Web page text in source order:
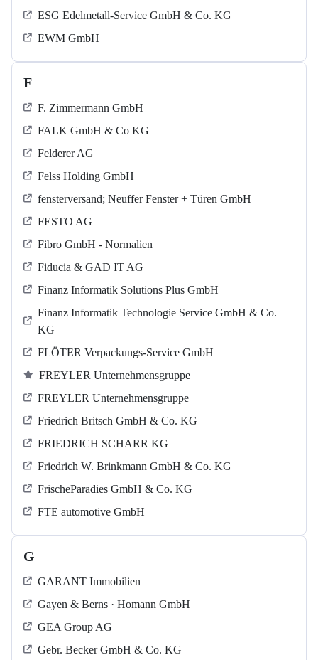
ESG Edelmetall-Service GmbH & Co. KG
EWM GmbH
F
F. Zimmermann GmbH
FALK GmbH & Co KG
Felderer AG
Felss Holding GmbH
fensterversand; Neuffer Fenster + Türen GmbH
FESTO AG
Fibro GmbH - Normalien
Fiducia & GAD IT AG
Finanz Informatik Solutions Plus GmbH
Finanz Informatik Technologie Service GmbH & Co.
KG
FLÖTER Verpackungs-Service GmbH
FREYLER Unternehmensgruppe
FREYLER Unternehmensgruppe
Friedrich Britsch GmbH & Co. KG
FRIEDRICH SCHARR KG
Friedrich W. Brinkmann GmbH & Co. KG
FrischeParadies GmbH & Co. KG
FTE automotive GmbH
G
GARANT Immobilien
Gayen & Berns · Homann GmbH
GEA Group AG
Gebr. Becker GmbH & Co. KG